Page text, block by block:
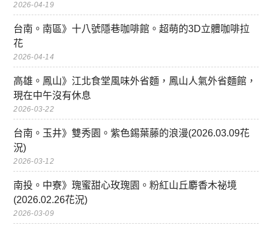
2026-04-19
台南。南區》十八號隱巷咖啡館。超萌的3D立體咖啡拉
花
2026-04-14
高雄。鳳山》江北食堂風味外省麵，鳳山人氣外省麵館，
現在中午沒有休息
2026-03-22
台南。玉井》雙秀園。紫色錫葉藤的浪漫(2026.03.09花
況)
2026-03-12
南投。中寮》瑰蜜甜心玫瑰園。粉紅山丘麝香木祕境
(2026.02.26花況)
2026-03-09